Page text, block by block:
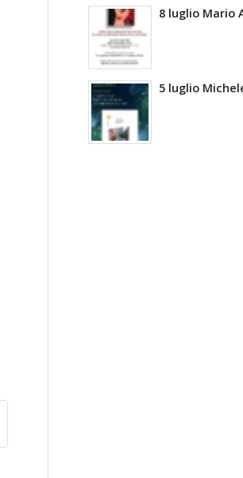
8 luglio Mario
5 luglio